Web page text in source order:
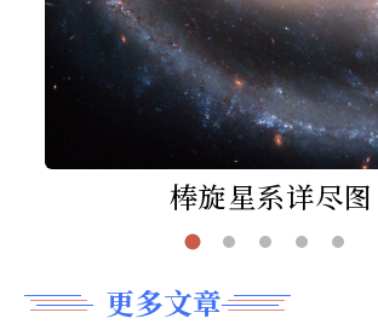
棒旋星系详尽图
更多文章